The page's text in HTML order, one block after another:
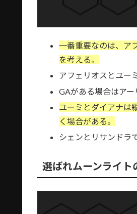
一番重要なのは、ア
を考える。
アフェリオスとユー
GAがある場合はアー
ユーミとダイアナは
く場合がある。
シェンとリサンドラ
選ばれムーンライト